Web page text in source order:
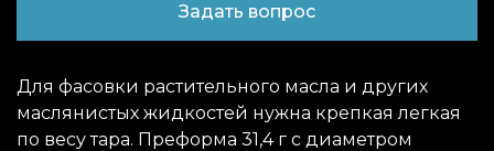
Задать вопрос
Для фасовки растительного масла и других
маслянистых жидкостей нужна крепкая легкая
по весу тара. Преформа 31,4 г с диаметром